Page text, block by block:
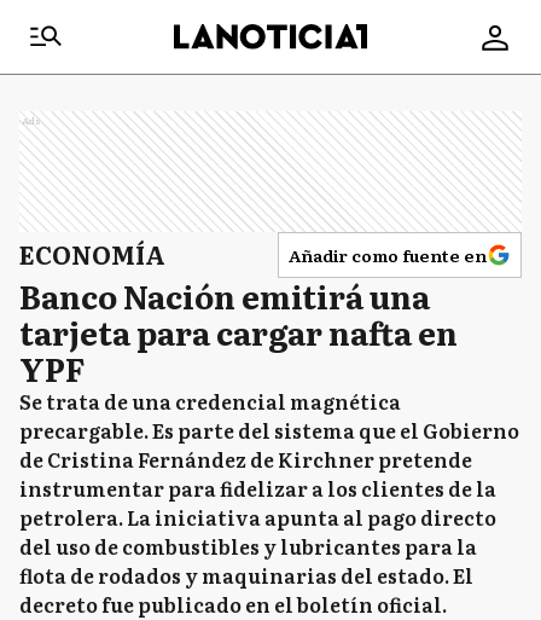
Ads
ECONOMÍA Añadir como fuente en
Banco Nación emitirá una
tarjeta para cargar nafta en
YPF
Se trata de una credencial magnética
precargable. Es parte del sistema que el Gobierno
de Cristina Fernández de Kirchner pretende
instrumentar para fidelizar a los clientes de la
petrolera. La iniciativa apunta al pago directo
del uso de combustibles y lubricantes para la
flota de rodados y maquinarias del estado. El
decreto fue publicado en el boletín oficial.